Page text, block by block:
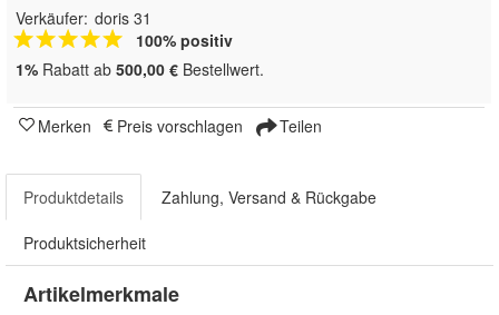
Verkäufer: doris 31
100% positiv
1% Rabatt ab 500,00 € Bestellwert.
Merken Preis vorschlagen Teilen
Produktdetails Zahlung, Versand & Rückgabe
Produktsicherheit
Artikelmerkmale